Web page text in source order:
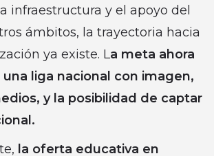
infraestructura y el apoyo del
ámbitos, la trayectoria hacia
ya existe. La meta ahora
liga nacional con imagen,
y la posibilidad de captar
la oferta educativa en